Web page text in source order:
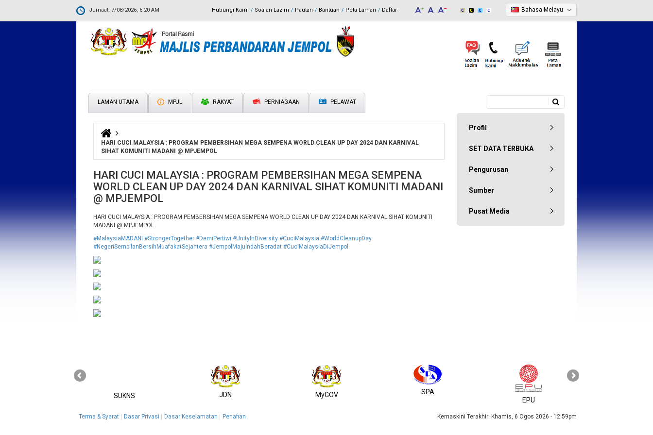
Jumaat, 7/08/2026, 6:20 AM Hubungi Kami Soalan Lazim Pautan Bantuan Peta Laman Daftar Bahasa Melayu
LAMAN UTAMA MPJL RAKYAT PERNIAGAAN PELAWAT
Borang carian
Anda di sini
HARI CUCI MALAYSIA : PROGRAM PEMBERSIHAN MEGA SEMPENA WORLD CLEAN UP DAY 2024 DAN KARNIVAL
SIHAT KOMUNITI MADANI @ MPJEMPOL
HARI CUCI MALAYSIA : PROGRAM PEMBERSIHAN MEGA SEMPENA
WORLD CLEAN UP DAY 2024 DAN KARNIVAL SIHAT KOMUNITI MADANI
@ MPJEMPOL
HARI CUCI MALAYSIA : PROGRAM PEMBERSIHAN MEGA SEMPENA WORLD CLEAN UP DAY 2024 DAN KARNIVAL SIHAT KOMUNITI
MADANI @ MPJEMPOL
#MalaysiaMADANI #StrongerTogether #DemiPertiwi #UnityInDiversity #CuciMalaysia #WorldCleanupDay
#NegeriSembilanBersihMuafakatSejahtera #JempolMajuIndahBeradat #CuciMalaysiaDiJempol
Profil
SET DATA TERBUKA
Pengurusan
Sumber
Pusat Media
SUKNS JDN MyGOV
SPA
EPU
Terma & Syarat Dasar Privasi Dasar Keselamatan Penafian Kemaskini Terakhir: Khamis, 6 Ogos 2026 - 12:59pm